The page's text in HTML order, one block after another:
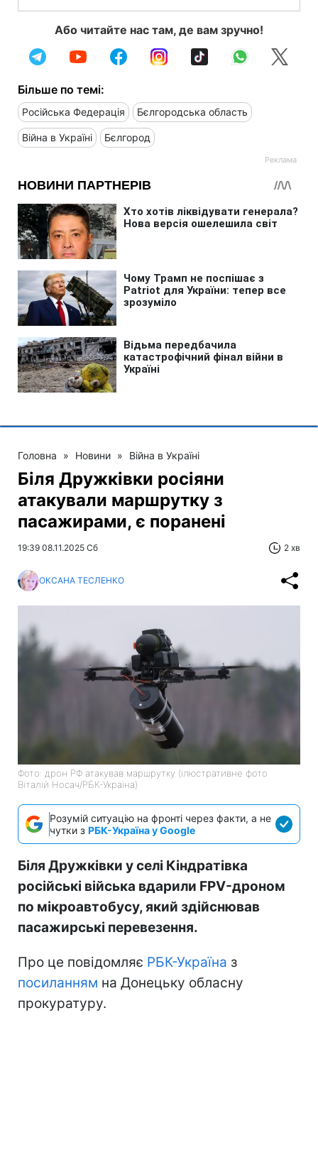
Або читайте нас там, де вам зручно!
Більше по темі:
Російська Федерація Бєлгородська область
Війна в Україні Бєлгород
Головна » Новини » Війна в Україні
Біля Дружківки росіяни
атакували маршрутку з
пасажирами, є поранені
19:39 08.11.2025 Сб 2 хв
ОКСАНА ТЕСЛЕНКО
Фото: дрон РФ атакував маршрутку (ілюстративне фото
Віталій Носач/РБК-Україна)
Розумій ситуацію на фронті через факти, а не
чутки з РБК-Україна у Google
Біля Дружківки у селі Кіндратівка
російські війська вдарили FPV-дроном
по мікроавтобусу, який здійснював
пасажирські перевезення.
Про це повідомляє РБК-Україна з
посиланням на Донецьку обласну
прокуратуру.